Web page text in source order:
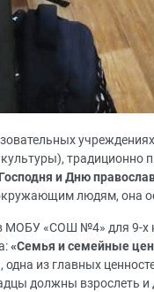
традиционно
и Дню
людям, она
МОБУ «СОШ №4» для 9-х
«Семья и семейные
из главных
должны взрослеть